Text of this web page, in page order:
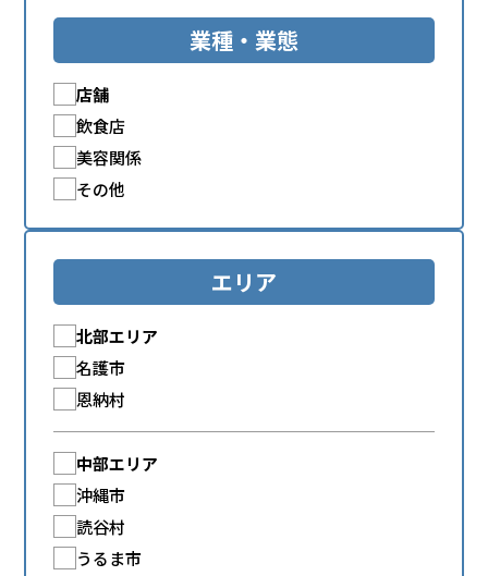
業種・業態
店舗
飲食店
美容関係
その他
エリア
北部エリア
名護市
恩納村
中部エリア
沖縄市
読谷村
うるま市